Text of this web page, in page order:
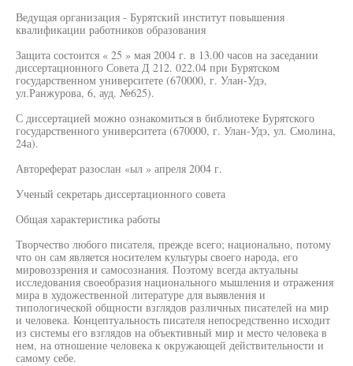
Ведущая организация - Бурятский институт повышения
квалификации работников образования
Защита состоится « 25 » мая 2004 г. в 13.00 часов на заседании
диссертационного Совета Д 212. 022.04 при Бурятском
государственном университете (670000, г. Улан-Удэ,
ул.Ранжурова, 6, ауд. №625).
С диссертацией можно ознакомиться в библиотеке Бурятского
государственного университета (670000, г. Улан-Удэ, ул. Смолина,
24а).
Автореферат разослан «ыл » апреля 2004 г.
Ученый секретарь диссертационного совета
Общая характеристика работы
Творчество любого писателя, прежде всего; национально, потому
что он сам является носителем культуры своего народа, его
мировоззрения и самосознания. Поэтому всегда актуальны
исследования своеобразия национального мышления и отражения
мира в художественной литературе для выявления и
типологической общности взглядов различных писателей на мир
и человека. Концептуальность писателя непосредственно исходит
из системы его взглядов на объективный мир и место человека в
нем, на отношение человека к окружающей действительности и
самому себе.